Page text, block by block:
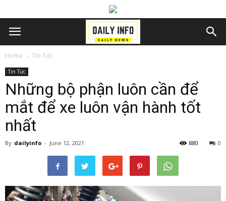
Home Tin Tức
Tin Tức
Những bộ phận luôn cần để
mắt để xe luôn vận hành tốt
nhất
By dailyinfo - June 12, 2021 0
880